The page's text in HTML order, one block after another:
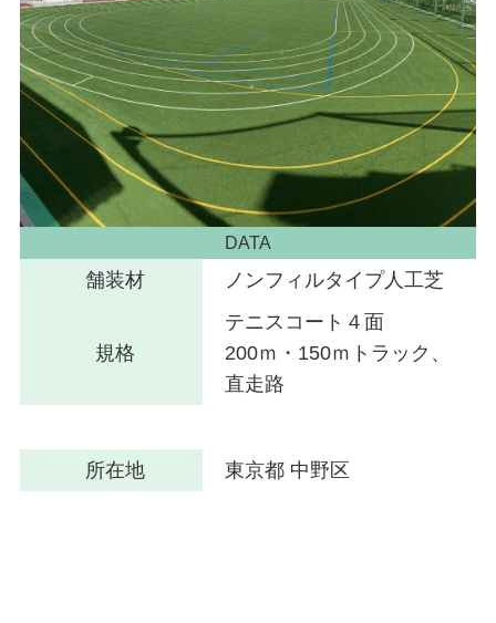
DATA
舗装材 ノンフィルタイプ人工芝
規格
テニスコート４面
200ｍ・150ｍトラック、
直走路
所在地 東京都 中野区